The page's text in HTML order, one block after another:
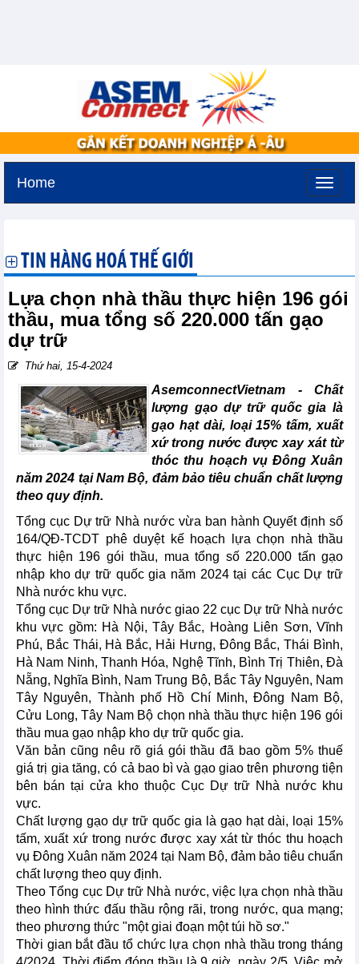
Home
TIN HÀNG HOÁ THẾ GIỚI
Lựa chọn nhà thầu thực hiện 196 gói
thầu, mua tổng số 220.000 tấn gạo
dự trữ
Thứ hai, 15-4-2024
AsemconnectVietnam - Chất
lượng gạo dự trữ quốc gia là
gạo hạt dài, loại 15% tấm, xuất
xứ trong nước được xay xát từ
thóc thu hoạch vụ Đông Xuân
năm 2024 tại Nam Bộ, đảm bảo tiêu chuẩn chất lượng
theo quy định.
Tổng cục Dự trữ Nhà nước vừa ban hành Quyết định số
164/QĐ-TCDT phê duyệt kế hoạch lựa chọn nhà thầu
thực hiện 196 gói thầu, mua tổng số 220.000 tấn gạo
nhập kho dự trữ quốc gia năm 2024 tại các Cục Dự trữ
Nhà nước khu vực.
Tổng cục Dự trữ Nhà nước giao 22 cục Dự trữ Nhà nước
khu vực gồm: Hà Nội, Tây Bắc, Hoàng Liên Sơn, Vĩnh
Phú, Bắc Thái, Hà Bắc, Hải Hưng, Đông Bắc, Thái Bình,
Hà Nam Ninh, Thanh Hóa, Nghệ Tĩnh, Bình Trị Thiên, Đà
Nẵng, Nghĩa Bình, Nam Trung Bộ, Bắc Tây Nguyên, Nam
Tây Nguyên, Thành phố Hồ Chí Minh, Đông Nam Bộ,
Cửu Long, Tây Nam Bộ chọn nhà thầu thực hiện 196 gói
thầu mua gạo nhập kho dự trữ quốc gia.
Văn bản cũng nêu rõ giá gói thầu đã bao gồm 5% thuế
giá trị gia tăng, có cả bao bì và gạo giao trên phương tiện
bên bán tại cửa kho thuộc Cục Dự trữ Nhà nước khu
vực.
Chất lượng gạo dự trữ quốc gia là gạo hạt dài, loại 15%
tấm, xuất xứ trong nước được xay xát từ thóc thu hoạch
vụ Đông Xuân năm 2024 tại Nam Bộ, đảm bảo tiêu chuẩn
chất lượng theo quy định.
Theo Tổng cục Dự trữ Nhà nước, việc lựa chọn nhà thầu
theo hình thức đấu thầu rộng rãi, trong nước, qua mạng;
theo phương thức "một giai đoạn một túi hồ sơ."
Thời gian bắt đầu tổ chức lựa chọn nhà thầu trong tháng